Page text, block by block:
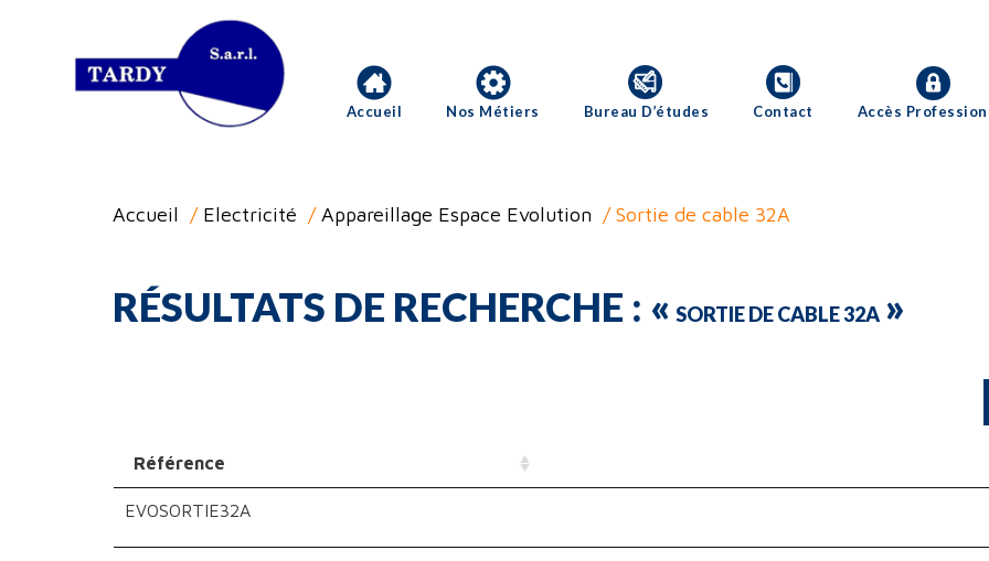
Accueil Nos Métiers Bureau D’études Contact Accès
Accueil / Electricité / Appareillage Espace Evolution / Sortie de cable 32A
RÉSULTATS DE RECHERCHE : « SORTIE DE CABLE 32A »
Référence
EVOSORTIE32A